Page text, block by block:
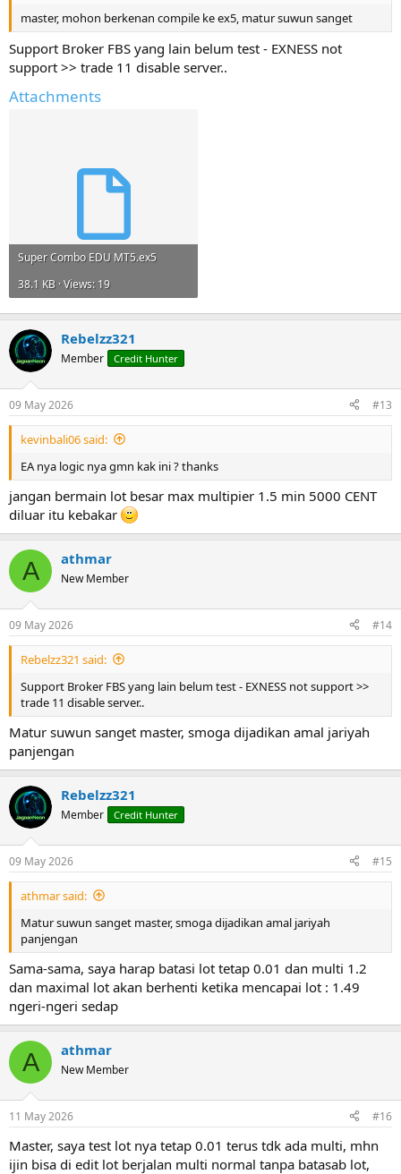
master, mohon berkenan compile ke ex5, matur suwun sanget
Support Broker FBS yang lain belum test - EXNESS not
support >> trade 11 disable server..
Attachments
Super Combo EDU MT5.ex5
38.1 KB · Views: 19
Rebelzz321
Member Credit Hunter
09 May 2026 #13
kevinbali06 said:
EA nya logic nya gmn kak ini ? thanks
jangan bermain lot besar max multipier 1.5 min 5000 CENT
diluar itu kebakar
A athmar
New Member
09 May 2026 #14
Rebelzz321 said:
Support Broker FBS yang lain belum test - EXNESS not support >>
trade 11 disable server..
Matur suwun sanget master, smoga dijadikan amal jariyah
panjengan
Rebelzz321
Member Credit Hunter
09 May 2026 #15
athmar said:
Matur suwun sanget master, smoga dijadikan amal jariyah
panjengan
Sama-sama, saya harap batasi lot tetap 0.01 dan multi 1.2
dan maximal lot akan berhenti ketika mencapai lot : 1.49
ngeri-ngeri sedap
A athmar
New Member
11 May 2026 #16
Master, saya test lot nya tetap 0.01 terus tdk ada multi, mhn
ijin bisa di edit lot berjalan multi normal tanpa batasab lot,